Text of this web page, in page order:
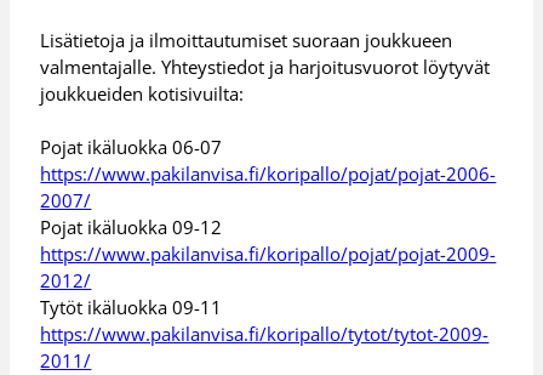
Lisätietoja ja ilmoittautumiset suoraan joukkueen
valmentajalle. Yhteystiedot ja harjoitusvuorot löytyvät
joukkueiden kotisivuilta:
Pojat ikäluokka 06-07
https://www.pakilanvisa.fi/koripallo/pojat/pojat-2006-
2007/
Pojat ikäluokka 09-12
https://www.pakilanvisa.fi/koripallo/pojat/pojat-2009-
2012/
Tytöt ikäluokka 09-11
https://www.pakilanvisa.fi/koripallo/tytot/tytot-2009-
2011/